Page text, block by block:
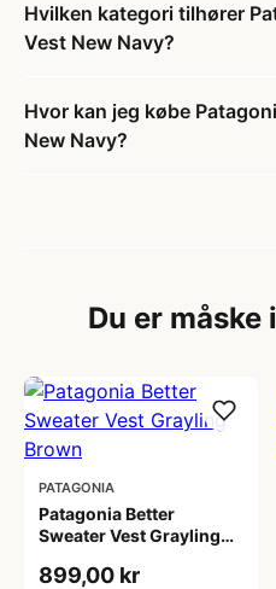
Hvilken kategori tilhører
Vest New Navy?
Hvor kan jeg købe
New Navy?
Du er måske
PATAGONIA
Patagonia Better
Sweater Vest Grayling
899,00 kr